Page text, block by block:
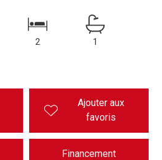
2 1
Ajouter aux
favoris
Financement